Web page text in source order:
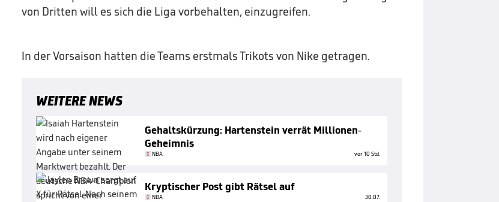
von Dritten will es sich die Liga vorbehalten, einzugreifen.
In der Vorsaison hatten die Teams erstmals Trikots von Nike getragen.
WEITERE NEWS
Gehaltskürzung: Hartenstein verrät Millionen-
Geheimnis
NBA vor 10 Std.
Kryptischer Post gibt Rätsel auf
NBA 30.07.